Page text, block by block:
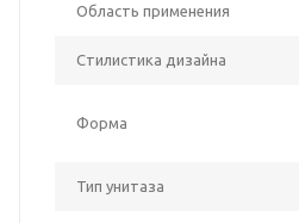
Область применения
Стилистика дизайна
Форма
Тип унитаза